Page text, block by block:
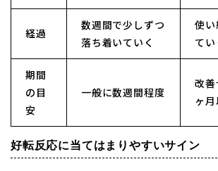
経過
数週間で少しずつ
落ち着いていく
使い
てい
期間
の目
安
一般に数週間程度
改善
ヶ月
好転反応に当てはまりやすいサイン